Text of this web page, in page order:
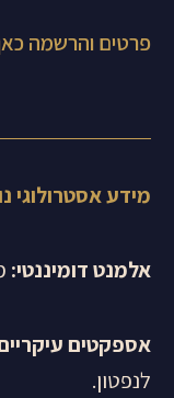
פרטים והרשמה
מידע אסטרולוגי
אלמנט דומיננטי:
אספקטים
לנפטון.